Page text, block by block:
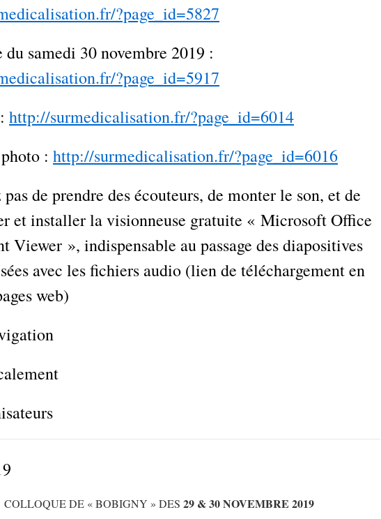
?page_id=5827
samedi 30 novembre 2019 :
?page_id=5917
http://surmedicalisation.fr/?page_id=6014
: http://surmedicalisation.fr/?page_id=6016
de prendre des écouteurs, de monter le son, et de
et installer la visionneuse gratuite « Microsoft Office
Viewer », indispensable au passage des diapositives
avec les fichiers audio (lien de téléchargement en
web)
COLLOQUE DE « BOBIGNY » DES 29 & 30 NOVEMBRE 2019